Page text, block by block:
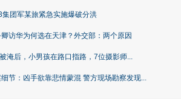
团军某旅紧急实施爆破分洪
访华为何选在天津？外交部：两个原因
淹后，小男孩在路口指路，7位摄影师...
节：凶手欲靠悲情蒙混 警方现场勘察发现...